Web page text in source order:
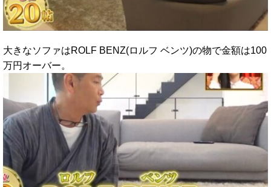
大きなソファはROLF BENZ(ロルフ ベンツ)の物で金額は100
万円オーバー。